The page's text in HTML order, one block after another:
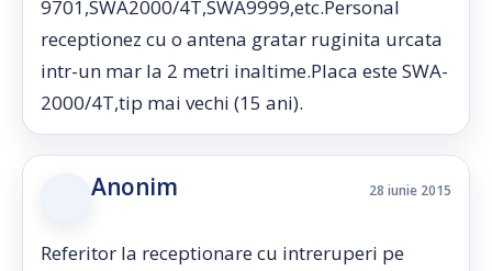
9701,SWA2000/4T,SWA9999,etc.Personal
receptionez cu o antena gratar ruginita urcata
intr-un mar la 2 metri inaltime.Placa este SWA-
2000/4T,tip mai vechi (15 ani).
Anonim 28 iunie 2015
Referitor la receptionare cu intreruperi pe